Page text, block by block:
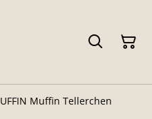
Muffin Tellerchen